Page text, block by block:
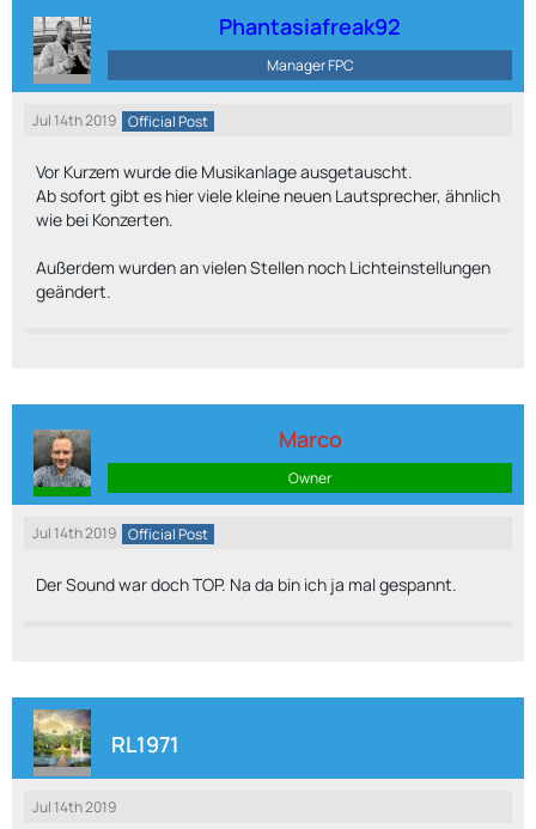
Phantasiafreak92
Manager FPC
Jul 14th 2019 Official Post
Vor Kurzem wurde die Musikanlage ausgetauscht.
Ab sofort gibt es hier viele kleine neuen Lautsprecher, ähnlich
wie bei Konzerten.
Außerdem wurden an vielen Stellen noch Lichteinstellungen
geändert.
Marco
Owner
Jul 14th 2019 Official Post
Der Sound war doch TOP. Na da bin ich ja mal gespannt.
RL1971
Jul 14th 2019